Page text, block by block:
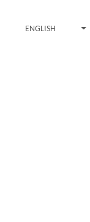
ENGLISH